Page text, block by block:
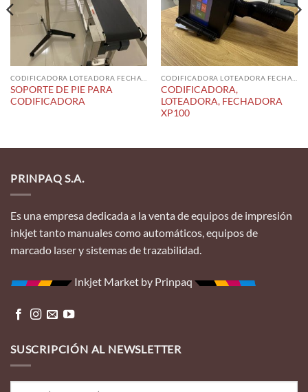
SOPORTE DE PIE PARA
CODIFICADORA
CODIFICADORA,
LOTEADORA, FECHADORA
XP100
PRINPAQ S.A.
Es una empresa dedicada a la venta de equipos de impresión
inkjet tanto manuales como automáticos, equipos de
marcado laser y sistemas de trazabilidad.
Inkjet Market by Prinpaq
SUSCRIPCIÓN AL NEWSLETTER